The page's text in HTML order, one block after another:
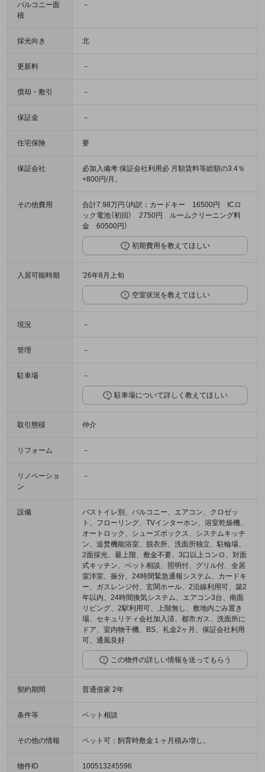
バルコニー面
積
－
採光向き 北
更新料 －
償却・敷引 －
保証金 －
住宅保険 要
保証会社
必加入備考:保証会社利用必 月額賃料等総額の3.4％
+800円/月。
その他費用
合計7.98万円（内訳：カードキー 16500円 ICロ
ック電池（初回） 2750円 ルームクリーニング料
金 60500円）
初期費用を教えてほしい
入居可能時期 '26年8月上旬
空室状況を教えてほしい
現況 －
管理 －
駐車場 －
駐車場について詳しく教えてほしい
取引態様 仲介
リフォーム －
リノベーショ
ン
－
設備
バストイレ別、バルコニー、エアコン、クロゼッ
ト、フローリング、TVインターホン、浴室乾燥機、
オートロック、シューズボックス、システムキッチ
ン、追焚機能浴室、脱衣所、洗面所独立、駐輪場、
2面採光、最上階、敷金不要、3口以上コンロ、対面
式キッチン、ペット相談、照明付、グリル付、全居
室洋室、振分、24時間緊急通報システム、カードキ
ー、ガスレンジ付、玄関ホール、2沿線利用可、築2
年以内、24時間換気システム、エアコン3台、南面
リビング、2駅利用可、上階無し、敷地内ごみ置き
場、セキュリティ会社加入済、都市ガス、洗面所に
ドア、室内物干機、BS、礼金2ヶ月、保証会社利用
可、通風良好
この物件の詳しい情報を送ってもらう
契約期間 普通借家 2年
条件等 ペット相談
その他の情報 ペット可：飼育時敷金１ヶ月積み増し。
物件ID 100513245596